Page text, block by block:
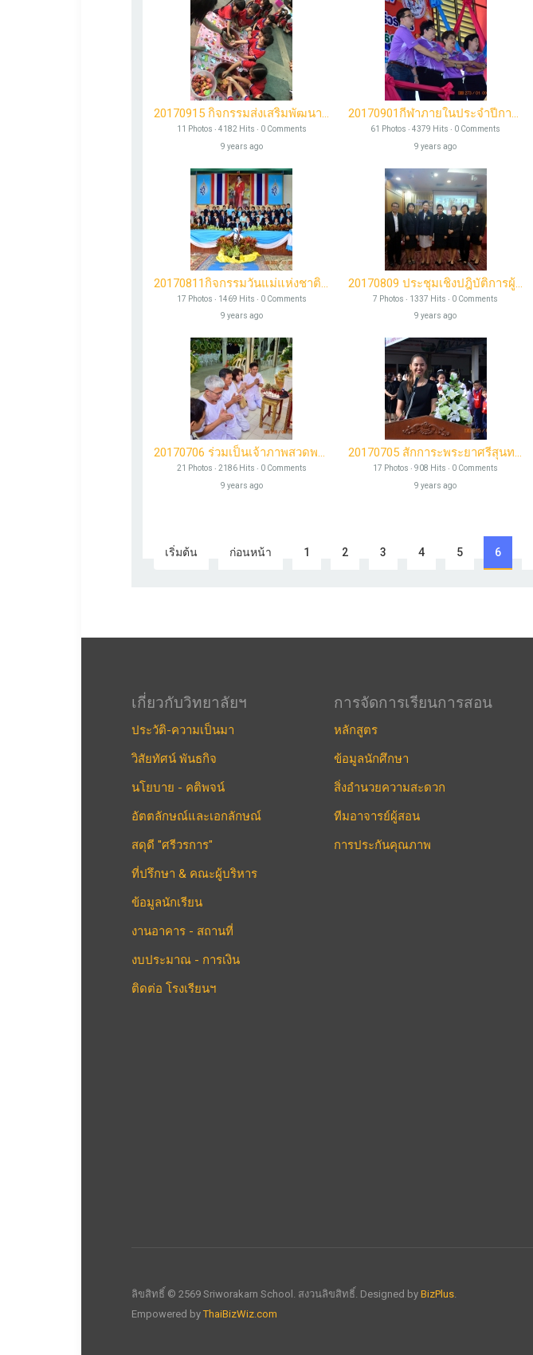
20170915 กิจกรรมส่งเสริมพัฒนาการปฐมวัย
11 Photos ‧ 4182 Hits ‧ 0 Comments
9 years ago
20170901กีฬาภายในประจำปีการศึกษา 2560
61 Photos ‧ 4379 Hits ‧ 0 Comments
9 years ago
20170811กิจกรรมวันแม่แห่งชาติ ประจำปี ๒๕๖๐
17 Photos ‧ 1469 Hits ‧ 0 Comments
9 years ago
20170809 ประชุมเชิงปฎิบัติการผู้บริหารโรงเรียนเอกชน
7 Photos ‧ 1337 Hits ‧ 0 Comments
9 years ago
20170706 ร่วมเป็นเจ้าภาพสวดพระอภิธรรมศพคุณพ่อสนอง
21 Photos ‧ 2186 Hits ‧ 0 Comments
9 years ago
20170705 สักการะพระยาศรีสุนทรโวหาร(น้อย อาจารยางกูร)
17 Photos ‧ 908 Hits ‧ 0 Comments
9 years ago
เริ่มต้น ก่อนหน้า 1 2 3 4 5 6
เกี่ยวกับวิทยาลัยฯ
ประวัติ-ความเป็นมา
วิสัยทัศน์ พันธกิจ
นโยบาย - คติพจน์
อัตตลักษณ์และเอกลักษณ์
สดุดี "ศรีวรการ"
ที่ปรึกษา & คณะผู้บริหาร
ข้อมูลนักเรียน
งานอาคาร - สถานที่
งบประมาณ - การเงิน
ติดต่อ โรงเรียนฯ
การจัดการเรียนการสอน
หลักสูตร
ข้อมูลนักศึกษา
สิ่งอำนวยความสะดวก
ทีมอาจารย์ผู้สอน
การประกันคุณภาพ
ลิขสิทธิ์ © 2569 Sriworakarn School. สงวนลิขสิทธิ์. Designed byBizPlus
Empowered byThaiBizWiz.com